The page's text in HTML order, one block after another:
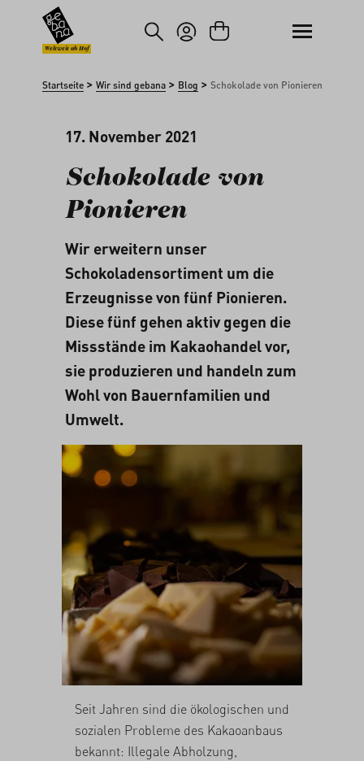
Hauptinhalt springen
Zur Suche springen
Weltweit ab Hof
Startseite > Wir sind gebana > Blog > Schokolade von Pionieren
17. November 2021
Schokolade von
Pionieren
Wir erweitern unser
Schokoladensortiment um die
Erzeugnisse von fünf Pionieren.
Diese fünf gehen aktiv gegen die
Missstände im Kakaohandel vor,
sie produzieren und handeln zum
Wohl von Bauernfamilien und
Umwelt.
Seit Jahren sind die ökologischen und
sozialen Probleme des Kakaoanbaus
bekannt: Illegale Abholzung,